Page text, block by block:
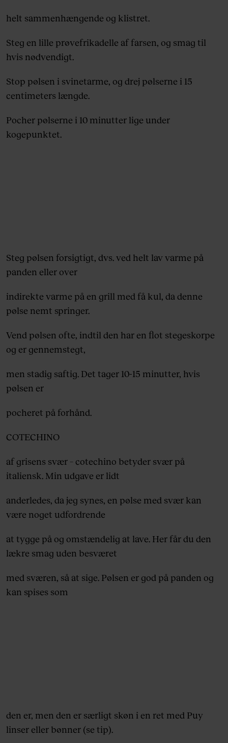
helt sammenhængende og klistret.
Steg en lille prøvefrikadelle af farsen, og smag til
hvis nødvendigt.
Stop pølsen i svinetarme, og drej pølserne i 15
centimeters længde.
Pocher pølserne i 10 minutter lige under
kogepunktet.
Steg pølsen forsigtigt, dvs. ved helt lav varme på
panden eller over
indirekte varme på en grill med få kul, da denne
pølse nemt springer.
Vend pølsen ofte, indtil den har en flot stegeskorpe
og er gennemstegt,
men stadig saftig. Det tager 10-15 minutter, hvis
pølsen er
pocheret på forhånd.
COTECHINO
af grisens svær – cotechino betyder svær på
italiensk. Min udgave er lidt
anderledes, da jeg synes, en pølse med svær kan
være noget udfordrende
at tygge på og omstændelig at lave. Her får du den
lækre smag uden besværet
med sværen, så at sige. Pølsen er god på panden og
kan spises som
den er, men den er særligt skøn i en ret med Puy
linser eller bønner (se tip).